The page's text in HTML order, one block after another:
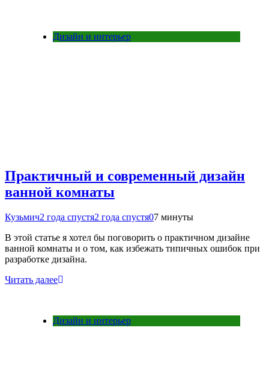
Дизайн и интерьер
Практичный и современный дизайн
ванной комнаты
Кузьмич2 года спустя2 года спустя07 минуты
В этой статье я хотел бы поговорить о практичном дизайне
ванной комнаты и о том, как избежать типичных ошибок при
разработке дизайна.
Читать далее
Дизайн и интерьер